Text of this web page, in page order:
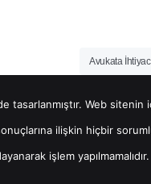
tasarlanmıştır. Web
ilişkin hiçbir
işlem yapılmamalıdır.
Avukata